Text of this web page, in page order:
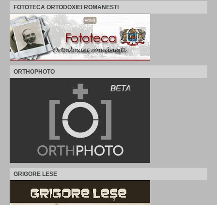
FOTOTECA ORTODOXIEI ROMANESTI
ORTHOPHOTO
GRIGORE LESE